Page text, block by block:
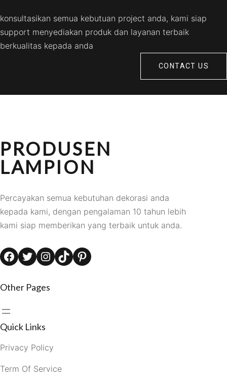
konsultasikan semua kebutuan project anda, kami siap
support menyediakan produk dan layanan terbaik
berkualitas kepada anda
CONTACT US
PRODUSEN
LAMPION
Percayakan semua kebutuhan dekorasi anda
kepada kami, dengan pengalaman 10 tahun lebih
kami siap memberikan yang terbaik untuk anda.
Facebook Twitter Instagram TikTok Pinterest
Other Pages
Quick Links
Privacy Policy
Term Of Service